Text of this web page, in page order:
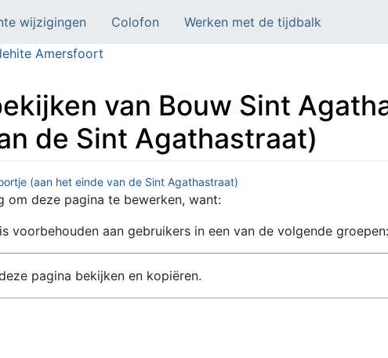
wijzigingen Colofon
Werken met de tijdbalk
Amersfoort
van Bouw Sint
de Sint Agathastraat)
(aan het einde van de Sint Agathastraat)
om deze pagina te bewerken, want:
voorbehouden aan gebruikers in een van de volgende groepen:
pagina bekijken en kopiëren.